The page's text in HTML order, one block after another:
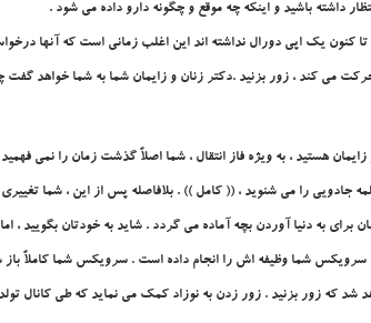
داشته باشيد و اينکه چه موقع و چگونه دارو داده مي شود .
تا کنون يک اپي دورال نداشته اند اين اغلب زماني است که آنها
مي کند ، زور بزنيد .دکتر زنان و زايمان شما به شما خواهد گفت
هستيد ، به ويژه فاز انتقال ، شما اصلاً گذشت زمان را نمي
جادويي را مي شنويد ، (( کامل )) . بلافاصله پس از اين ، شما
براي به دنيا آوردن بچه آماده مي گردد . شايد به خودتان
شما وظيفه اش را انجام داده است . سرويکس شما کاملاً باز
شد که زور بزنيد . زور زدن به نوزاد کمک مي نمايد که طي کانال